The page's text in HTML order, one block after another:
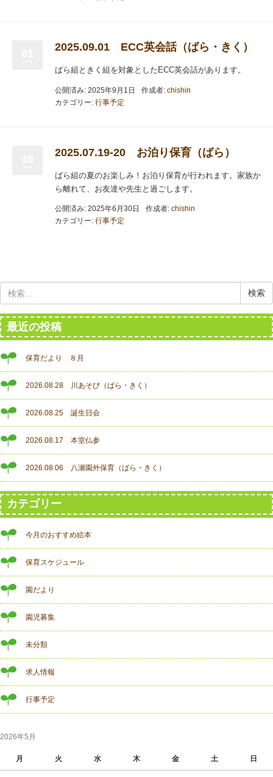
2025.09.01 ECC英会話（ばら・きく）
ばら組ときく組を対象としたECC英会話があります。
公開済み: 2025年9月1日 作成者: chishin
カテゴリー: 行事予定
2025.07.19-20 お泊り保育（ばら）
ばら組の夏のお楽しみ！お泊り保育が行われます。家族か
ら離れて、お友達や先生と過ごします。
公開済み: 2025年6月30日 作成者: chishin
カテゴリー: 行事予定
最近の投稿
保育だより ８月
2026.08.28 川あそび（ばら・きく）
2026.08.25 誕生日会
2026.08.17 本堂仏参
2026.08.06 八瀬園外保育（ばら・きく）
カテゴリー
今月のおすすめ絵本
保育スケジュール
園だより
園児募集
未分類
求人情報
行事予定
2026年5月
月 火 水 木 金 土 日